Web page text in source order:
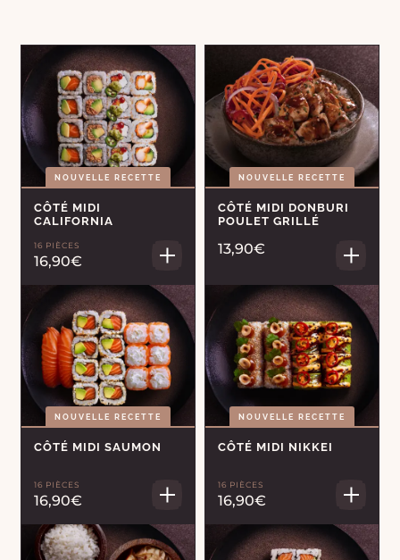
NOUVELLE RECETTE
CÔTÉ MIDI
CALIFORNIA
16 PIÈCES
16,90€
NOUVELLE RECETTE
CÔTÉ MIDI DONBURI
POULET GRILLÉ
13,90€
NOUVELLE RECETTE
CÔTÉ MIDI SAUMON
16 PIÈCES
16,90€
NOUVELLE RECETTE
CÔTÉ MIDI NIKKEI
16 PIÈCES
16,90€